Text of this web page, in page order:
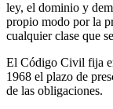
ley, el dominio y
propio modo por la
cualquier clase que
El Código Civil fija
1968 el plazo de
de las obligaciones.